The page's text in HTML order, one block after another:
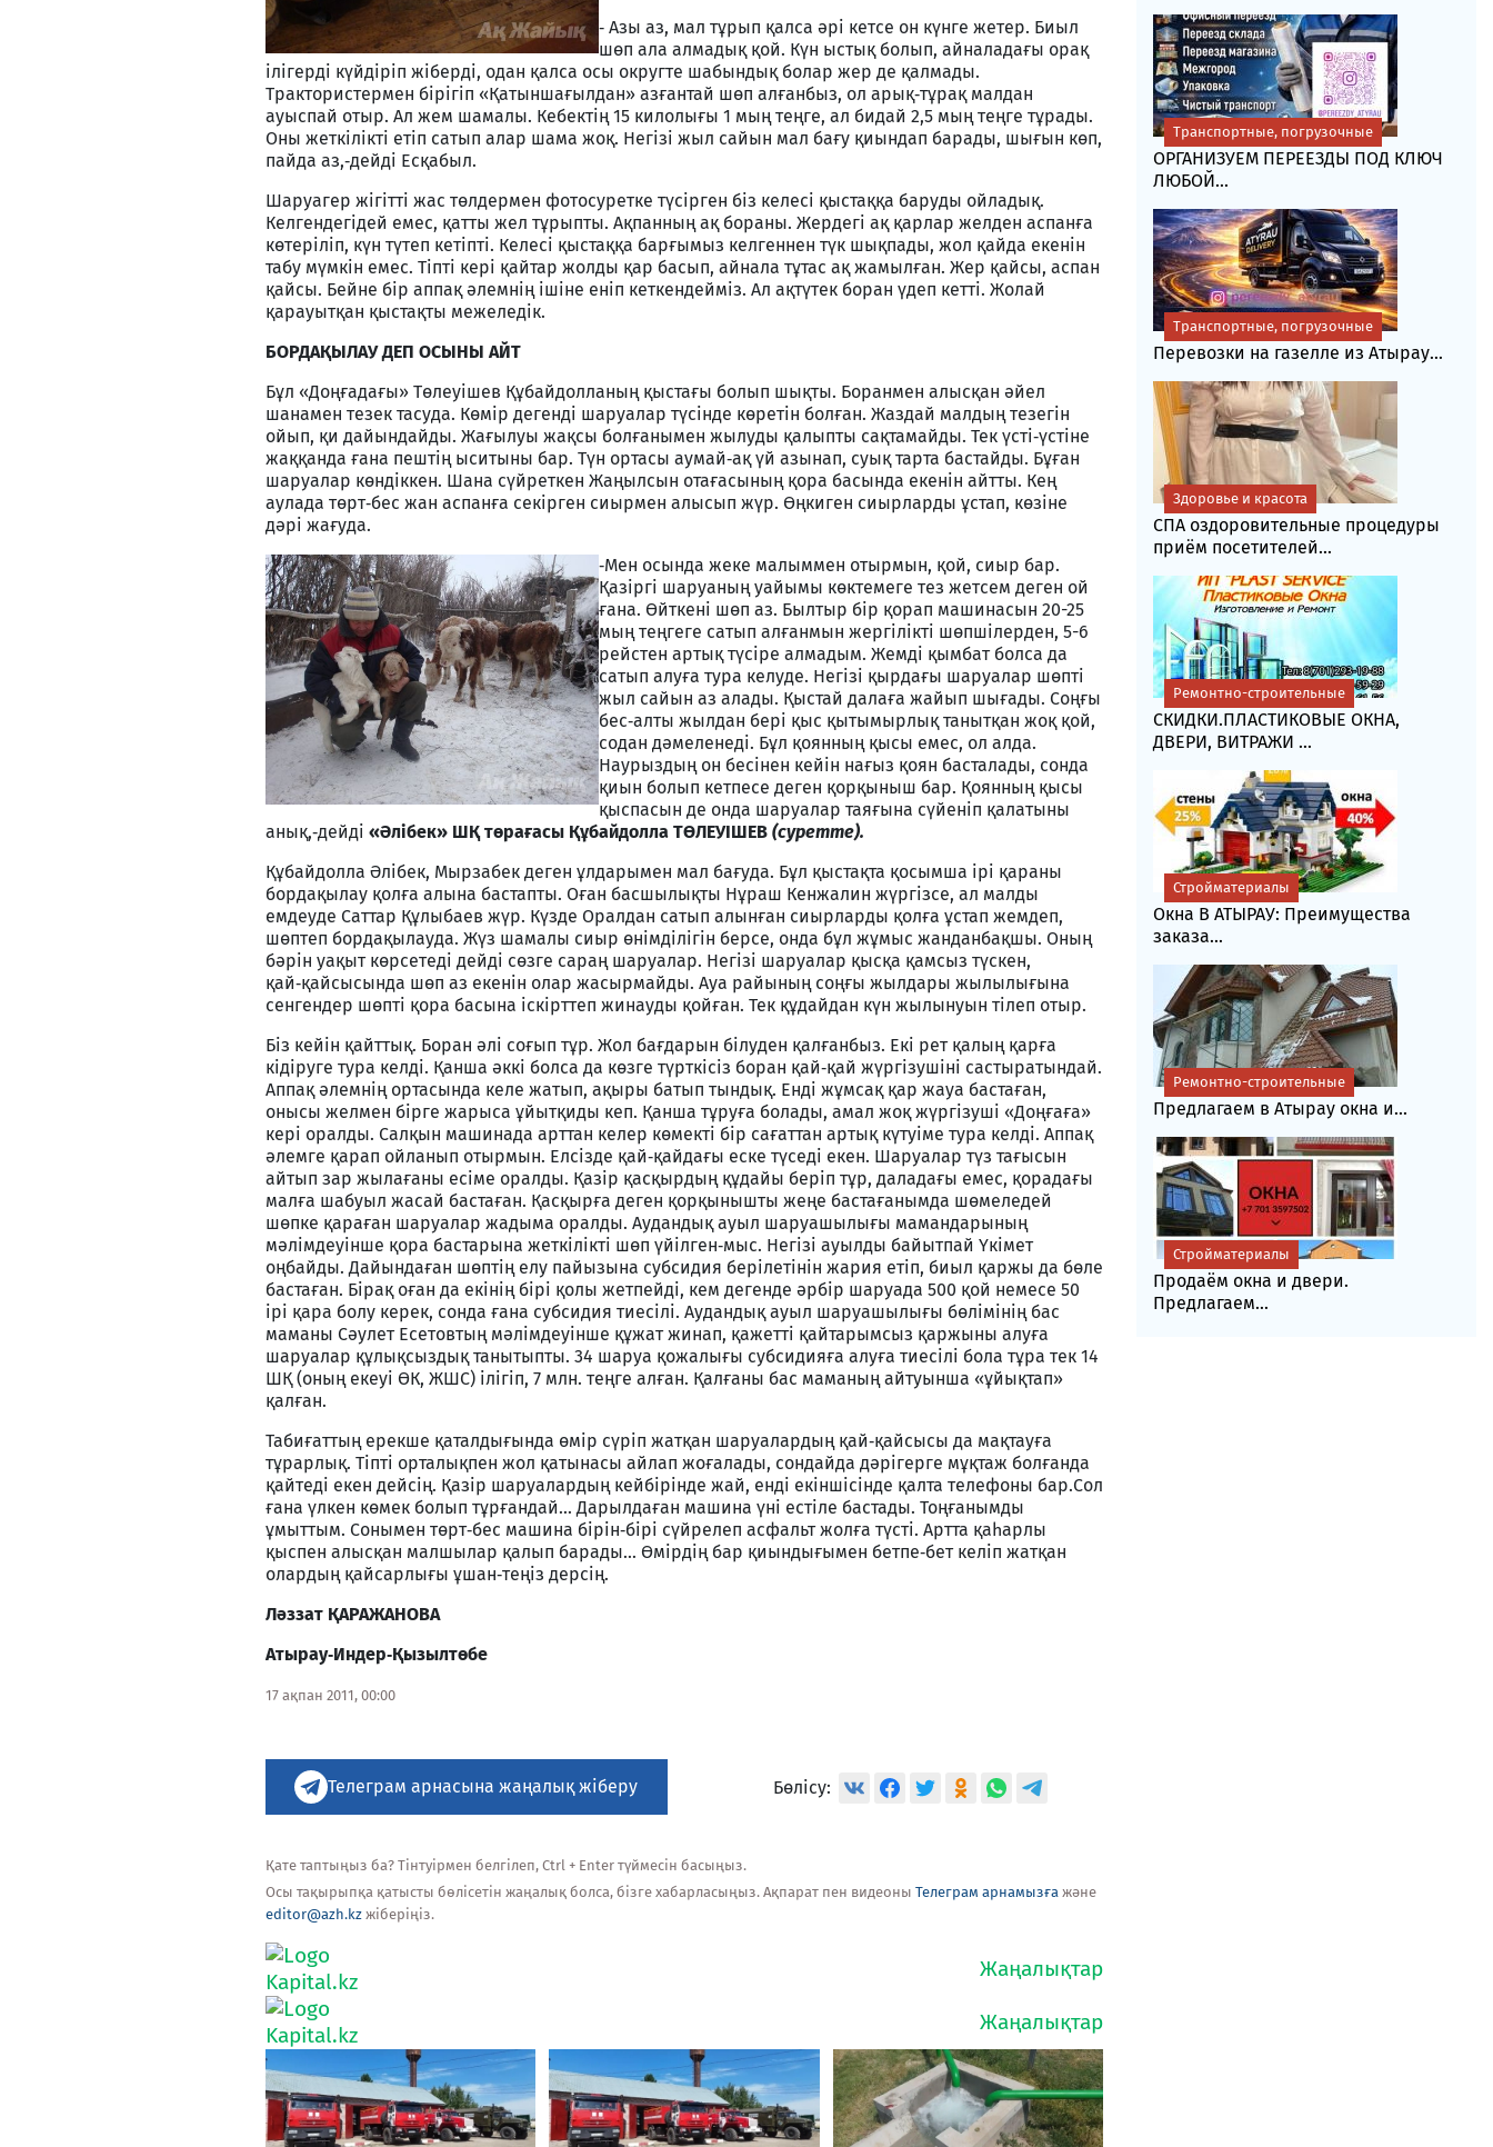
‑ Азы аз, мал тұрып қалса әрі кетсе он күнге жетер. Биыл
шөп ала алмадық қой. Күн ыстық болып, айналадағы орақ
ілігерді күйдіріп жіберді, одан қалса осы округте шабындық болар жер де қалмады.
Трактористермен бірігіп «Қатыншағылдан» азғантай шөп алғанбыз, ол арық‑тұрақ малдан
ауыспай отыр. Ал жем шамалы. Кебектің 15 килолығы 1 мың теңге, ал бидай 2,5 мың теңге тұрады.
Оны жеткілікті етіп сатып алар шама жоқ. Негізі жыл сайын мал бағу қиындап барады, шығын көп,
пайда аз,‑дейді Есқабыл.
Шаруагер жігітті жас төлдермен фотосуретке түсірген біз келесі қыстаққа баруды ойладық.
Келгендегідей емес, қатты жел тұрыпты. Ақпанның ақ бораны. Жердегі ақ қарлар желден аспанға
көтеріліп, күн түтеп кетіпті. Келесі қыстаққа барғымыз келгеннен түк шықпады, жол қайда екенін
табу мүмкін емес. Тіпті кері қайтар жолды қар басып, айнала тұтас ақ жамылған. Жер қайсы, аспан
қайсы. Бейне бір аппақ әлемнің ішіне еніп кеткендейміз. Ал ақтүтек боран үдеп кетті. Жолай
қарауытқан қыстақты межеледік.
БОРДАҚЫЛАУ ДЕП ОСЫНЫ АЙТ
Бұл «Доңғадағы» Төлеуішев Құбайдолланың қыстағы болып шықты. Боранмен алысқан әйел
шанамен тезек тасуда. Көмір дегенді шаруалар түсінде көретін болған. Жаздай малдың тезегін
ойып, қи дайындайды. Жағылуы жақсы болғанымен жылуды қалыпты сақтамайды. Тек үсті‑үстіне
жаққанда ғана пештің ыситыны бар. Түн ортасы аумай‑ақ үй азынап, суық тарта бастайды. Бұған
шаруалар көндіккен. Шана сүйреткен Жаңылсын отағасының қора басында екенін айтты. Кең
аулада төрт‑бес жан аспанға секірген сиырмен алысып жүр. Өңкиген сиырларды ұстап, көзіне
дәрі жағуда.
‑Мен осында жеке малыммен отырмын, қой, сиыр бар.
Қазіргі шаруаның уайымы көктемеге тез жетсем деген ой
ғана. Өйткені шөп аз. Былтыр бір қорап машинасын 20-25
мың теңгеге сатып алғанмын жергілікті шөпшілерден, 5-6
рейстен артық түсіре алмадым. Жемді қымбат болса да
сатып алуға тура келуде. Негізі қырдағы шаруалар шөпті
жыл сайын аз алады. Қыстай далаға жайып шығады. Соңғы
бес‑алты жылдан бері қыс қытымырлық танытқан жоқ қой,
содан дәмеленеді. Бұл қоянның қысы емес, ол алда.
Наурыздың он бесінен кейін нағыз қоян басталады, сонда
қиын болып кетпесе деген қорқыныш бар. Қоянның қысы
қыспасын де онда шаруалар таяғына сүйеніп қалатыны
анық,‑дейді «Әлібек» ШҚ төрағасы Құбайдолла ТӨЛЕУІШЕВ (суретте).
Құбайдолла Әлібек, Мырзабек деген ұлдарымен мал бағуда. Бұл қыстақта қосымша ірі қараны
бордақылау қолға алына бастапты. Оған басшылықты Нұраш Кенжалин жүргізсе, ал малды
емдеуде Саттар Құлыбаев жүр. Күзде Оралдан сатып алынған сиырларды қолға ұстап жемдеп,
шөптеп бордақылауда. Жүз шамалы сиыр өнімділігін берсе, онда бұл жұмыс жанданбақшы. Оның
бәрін уақыт көрсетеді дейді сөзге сараң шаруалар. Негізі шаруалар қысқа қамсыз түскен,
қай‑қайсысында шөп аз екенін олар жасырмайды. Ауа райының соңғы жылдары жылылығына
сенгендер шөпті қора басына іскірттеп жинауды қойған. Тек құдайдан күн жылынуын тілеп отыр.
Біз кейін қайттық. Боран әлі соғып тұр. Жол бағдарын білуден қалғанбыз. Екі рет қалың қарға
кідіруге тура келді. Қанша әккі болса да көзге түрткісіз боран қай‑қай жүргізушіні састыратындай.
Аппақ әлемнің ортасында келе жатып, ақыры батып тындық. Енді жұмсақ қар жауа бастаған,
онысы желмен бірге жарыса ұйытқиды кеп. Қанша тұруға болады, амал жоқ жүргізуші «Доңғаға»
кері оралды. Салқын машинада арттан келер көмекті бір сағаттан артық күтуіме тура келді. Аппақ
әлемге қарап ойланып отырмын. Елсізде қай‑қайдағы еске түседі екен. Шаруалар түз тағысын
айтып зар жылағаны есіме оралды. Қазір қасқырдың құдайы беріп тұр, даладағы емес, қорадағы
малға шабуыл жасай бастаған. Қасқырға деген қорқынышты жеңе бастағанымда шөмеледей
шөпке қараған шаруалар жадыма оралды. Аудандық ауыл шаруашылығы мамандарының
мәлімдеуінше қора бастарына жеткілікті шөп үйілген‑мыс. Негізі ауылды байытпай Үкімет
оңбайды. Дайындаған шөптің елу пайызына субсидия берілетінін жария етіп, биыл қаржы да бөле
бастаған. Бірақ оған да екінің бірі қолы жетпейді, кем дегенде әрбір шаруада 500 қой немесе 50
ірі қара болу керек, сонда ғана субсидия тиесілі. Аудандық ауыл шаруашылығы бөлімінің бас
маманы Сәулет Есетовтың мәлімдеуінше құжат жинап, қажетті қайтарымсыз қаржыны алуға
шаруалар құлықсыздық танытыпты. 34 шаруа қожалығы субсидияға алуға тиесілі бола тұра тек 14
ШҚ (оның екеуі ӨК, ЖШС) ілігіп, 7 млн. теңге алған. Қалғаны бас маманың айтуынша «ұйықтап»
қалған.
Табиғаттың ерекше қаталдығында өмір сүріп жатқан шаруалардың қай‑қайсысы да мақтауға
тұрарлық. Тіпті орталықпен жол қатынасы айлап жоғалады, сондайда дәрігерге мұқтаж болғанда
қайтеді екен дейсің. Қазір шаруалардың кейбірінде жай, енді екіншісінде қалта телефоны бар.Сол
ғана үлкен көмек болып тұрғандай... Дарылдаған машина үні естіле бастады. Тоңғанымды
ұмыттым. Сонымен төрт‑бес машина бірін‑бірі сүйрелеп асфальт жолға түсті. Артта қаһарлы
қыспен алысқан малшылар қалып барады... Өмірдің бар қиындығымен бетпе‑бет келіп жатқан
олардың қайсарлығы ұшан‑теңіз дерсің.
Ләззат ҚАРАЖАНОВА
Атырау‑Индер‑Қызылтөбе
17 ақпан 2011, 00:00
Телеграм арнасына жаңалық жіберу Бөлісу:
Қате таптыңыз ба? Тінтуірмен белгілеп, Ctrl + Enter түймесін басыңыз.
Осы тақырыпқа қатысты бөлісетін жаңалық болса, бізге хабарласыңыз. Ақпарат пен видеоны Телеграм арнамызға және
editor@azh.kz жіберіңіз.
ОРГАНИЗУЕМ ПЕРЕЕЗДЫ ПОД КЛЮЧ
ЛЮБОЙ...
Транспортные, погрузочные
Перевозки на газелле из Атырау...
Транспортные, погрузочные
СПА оздоровительные процедуры
приём посетителей...
Здоровье и красота
СКИДКИ.ПЛАСТИКОВЫЕ ОКНА,
ДВЕРИ, ВИТРАЖИ ...
Ремонтно-строительные
Окна В АТЫРАУ: Преимущества
заказа...
Стройматериалы
Предлагаем в Атырау окна и...
Ремонтно-строительные
Продаём окна и двери.
Предлагаем...
Стройматериалы